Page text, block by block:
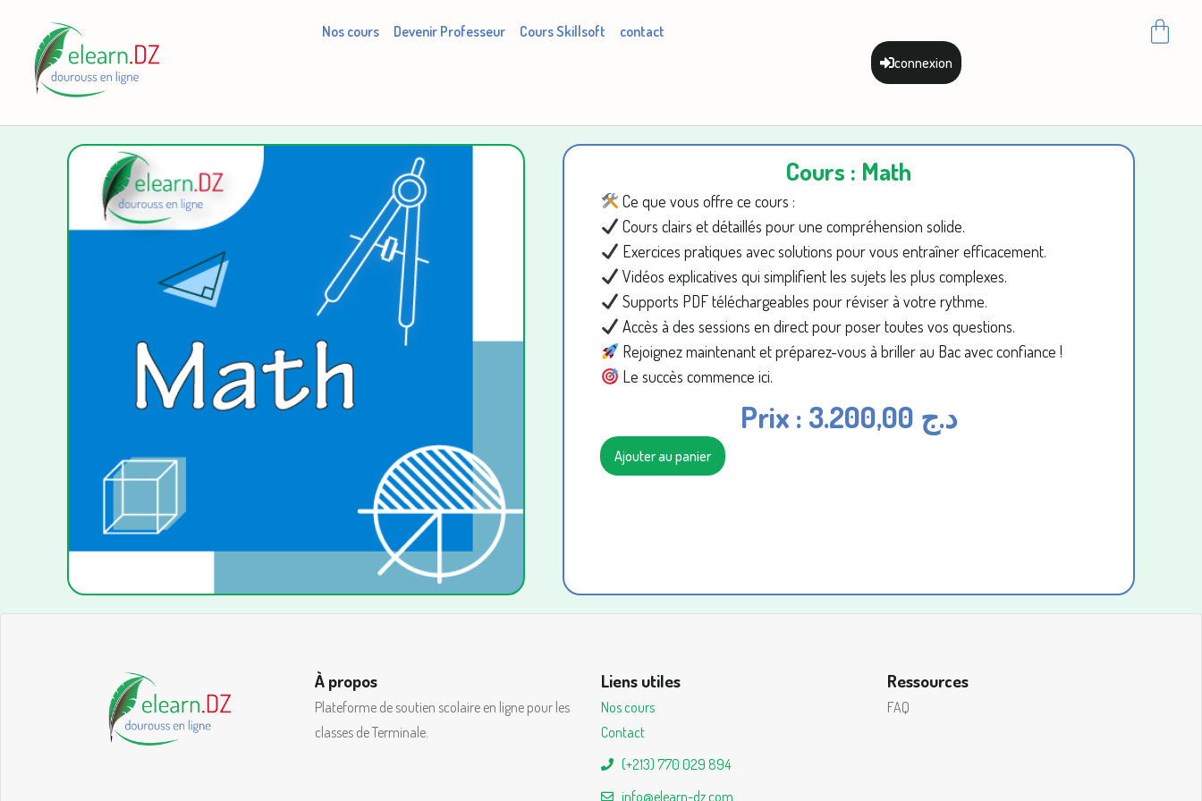
Nos cours Devenir Professeur Cours Skillsoft
contact
connexion
Cours : Math
Ce que vous offre ce cours :
Cours clairs et détaillés pour une compréhension solide.
Exercices pratiques avec solutions pour vous entraîner efficacement.
Vidéos explicatives qui simplifient les sujets les plus complexes.
Supports PDF téléchargeables pour réviser à votre rythme.
Accès à des sessions en direct pour poser toutes vos questions.
Rejoignez maintenant et préparez-vous à briller au Bac avec confiance !
Le succès commence ici.
Prix : د.ج
Ajouter au panier
À propos
Plateforme de soutien scolaire en ligne pour les
classes de Terminale.
Liens utiles
Nos cours
Contact
(+213) 770 029 894
info@elearn-dz.com
Ressources
FAQ